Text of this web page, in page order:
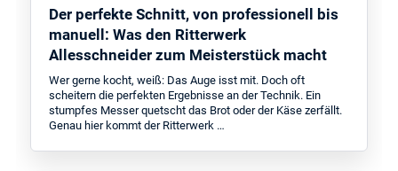
Der perfekte Schnitt, von professionell bis
manuell: Was den Ritterwerk
Allesschneider zum Meisterstück macht
Wer gerne kocht, weiß: Das Auge isst mit. Doch oft
scheitern die perfekten Ergebnisse an der Technik. Ein
stumpfes Messer quetscht das Brot oder der Käse zerfällt.
Genau hier kommt der Ritterwerk …